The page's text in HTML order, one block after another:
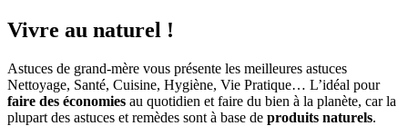
Vivre au naturel !
Astuces de grand-mère vous présente les meilleures astuces
Nettoyage, Santé, Cuisine, Hygiène, Vie Pratique… L’idéal pour
faire des économies au quotidien et faire du bien à la planète, car la
plupart des astuces et remèdes sont à base de produits naturels.